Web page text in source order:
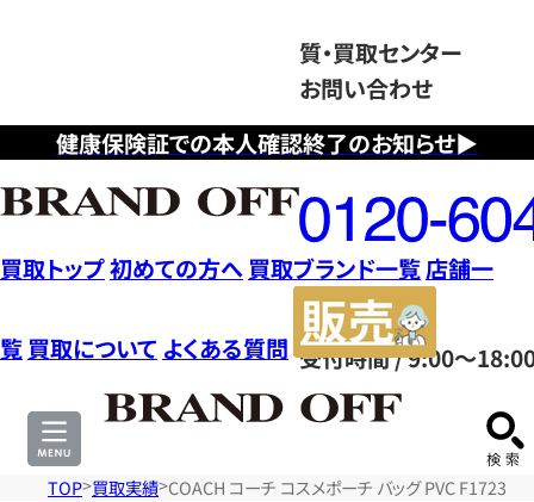
健康保険証での本人確認終了のお知らせ▶
質・買取センター
お問い合わせ
フ
リ
ー
ダ
イ
ヤ
ル
0120604117
受付時間 / 9:00～
買取トップ初めての方へ 買取ブランド一覧店舗一
覧 買取について よくある質問
サ
TOP 買取実績 COACH コーチ コスメポーチ バッグ PVC F17232